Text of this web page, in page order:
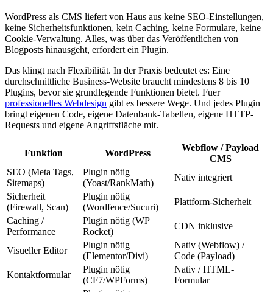
WordPress als CMS liefert von Haus aus keine SEO-Einstellungen,
keine Sicherheitsfunktionen, kein Caching, keine Formulare, keine
Cookie-Verwaltung. Alles, was über das Veröffentlichen von
Blogposts hinausgeht, erfordert ein Plugin.
Das klingt nach Flexibilität. In der Praxis bedeutet es: Eine
durchschnittliche Business-Website braucht mindestens 8 bis 10
Plugins, bevor sie grundlegende Funktionen bietet. Fuer
professionelles Webdesign gibt es bessere Wege. Und jedes Plugin
bringt eigenen Code, eigene Datenbank-Tabellen, eigene HTTP-
Requests und eigene Angriffsfläche mit.
Funktion WordPress
Webflow / Payload
CMS
SEO (Meta Tags,
Sitemaps)
Plugin nötig
(Yoast/RankMath)
Nativ integriert
Sicherheit
(Firewall, Scan)
Plugin nötig
(Wordfence/Sucuri)
Plattform-Sicherheit
Caching /
Performance
Plugin nötig (WP
Rocket)
CDN inklusive
Visueller Editor
Plugin nötig
(Elementor/Divi)
Nativ (Webflow) /
Code (Payload)
Kontaktformular
Plugin nötig
(CF7/WPForms)
Nativ / HTML-
Formular